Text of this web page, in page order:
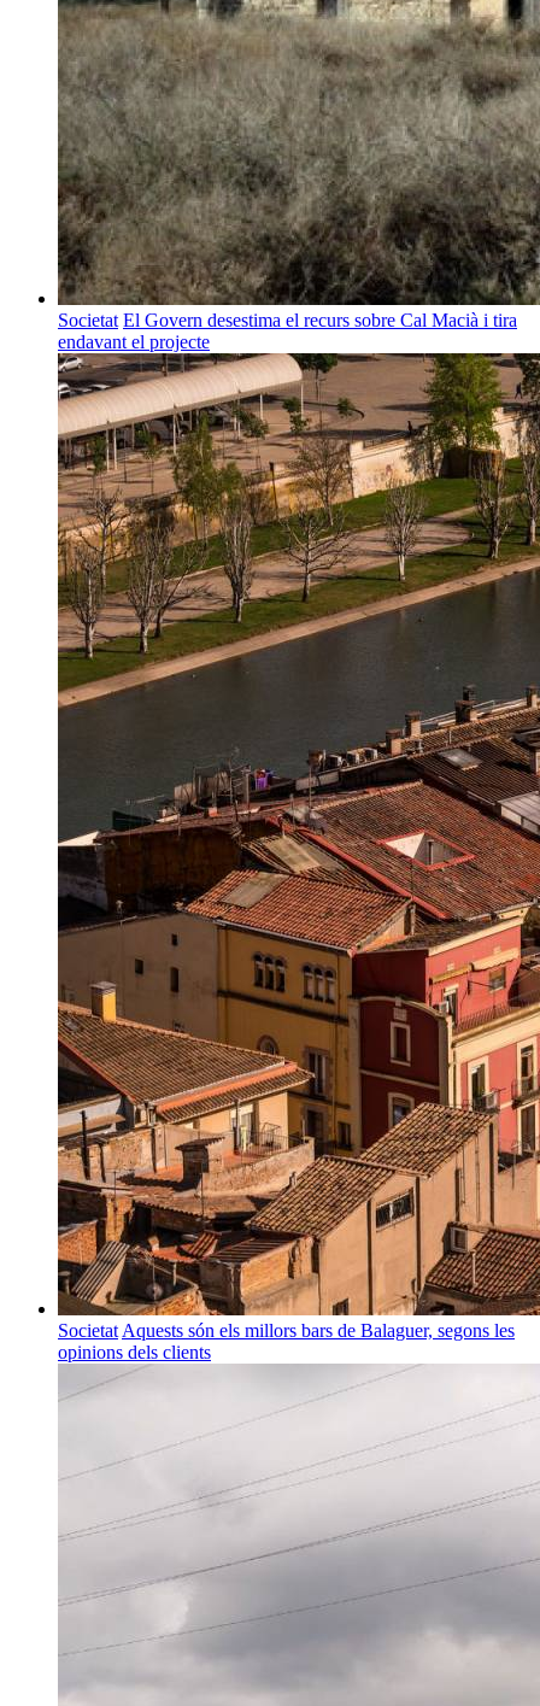
Societat El Govern desestima el recurs sobre Cal Macià i tira
endavant el projecte
Societat Aquests són els millors bars de Balaguer, segons les
opinions dels clients